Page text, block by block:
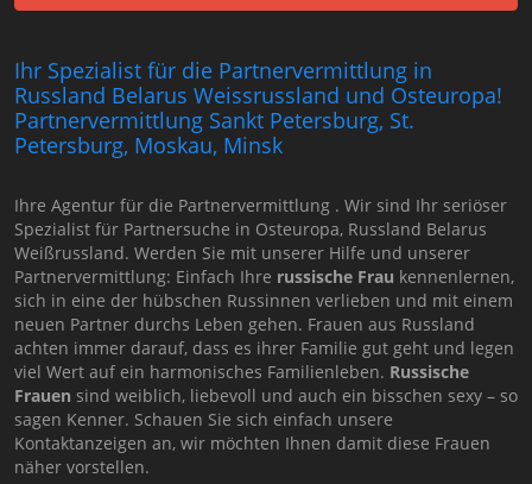
Ihr Spezialist für die Partnervermittlung in
Russland Belarus Weissrussland und Osteuropa!
Partnervermittlung Sankt Petersburg, St.
Petersburg, Moskau, Minsk
Ihre Agentur für die Partnervermittlung . Wir sind Ihr seriöser
Spezialist für Partnersuche in Osteuropa, Russland Belarus
Weißrussland. Werden Sie mit unserer Hilfe und unserer
Partnervermittlung: Einfach Ihre russische Frau kennenlernen,
sich in eine der hübschen Russinnen verlieben und mit einem
neuen Partner durchs Leben gehen. Frauen aus Russland
achten immer darauf, dass es ihrer Familie gut geht und legen
viel Wert auf ein harmonisches Familienleben. Russische
Frauen sind weiblich, liebevoll und auch ein bisschen sexy – so
sagen Kenner. Schauen Sie sich einfach unsere
Kontaktanzeigen an, wir möchten Ihnen damit diese Frauen
näher vorstellen.